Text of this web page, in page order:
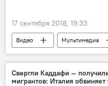
17 сентября 2018, 19:33
Видео
Мультимедиа
Минобороны РФ
Нидерланды
Свергли Каддафи —
мигрантов: Италия